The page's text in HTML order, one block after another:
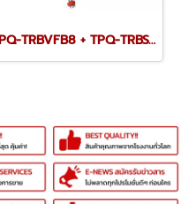
TPQ-TRBVFB8 + TPQ-TRBSWV8 ชุดปากกาจับชิ้นงาน 200 มม. (8") พร้อมฐานหมุน